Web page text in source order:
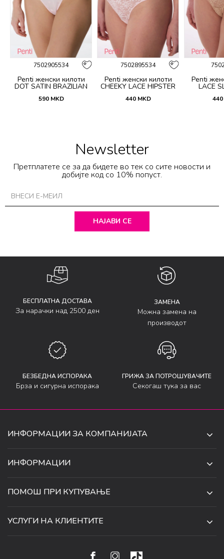
7502905534
Penti женски килоти
DOT SATIN BRAZILIAN
590 MKD
7502895534
Penti женски килоти
CHEEKY LACE HIPSTER
440 MKD
Penti
LACE
440
Newsletter
Претплатете се за да бидете во тек со сите новости и
добијте код со 10% попуст.
НАЈАВИ СЕ
БЕСПЛАТНА ДОСТАВА
За нарачки над 2500 ден
ЗАМЕНА
Можна замена на
производот
БЕЗБЕДНА ИСПОРАКА
Брза и сигурна испорака
ГРИЖА ЗА ПОТРОШУВАЧИТЕ
Секогаш тука за вас
ИНФОРМАЦИИ ЗА КОМПАНИЈАТА
СКОПЈЕ, МАКЕДОНИЈА
070 231 608
ИНФОРМАЦИИ
СОРАБОТКИ
ПОМОШ ПРИ КУПУВАЊЕ
УСЛУГИ НА КЛИЕНТИТЕ